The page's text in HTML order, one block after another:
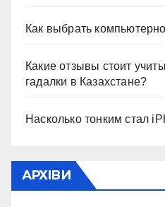
Как выбрать
Какие отзывы стоит
гадалки в Казахстане?
Насколько тонким стал
АРХІВИ